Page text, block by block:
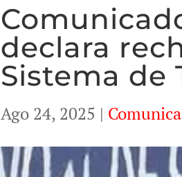
declara
Sistema de
Ago 24, 2025 |